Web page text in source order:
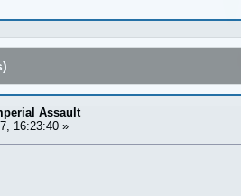
Assault
16:23:40 »